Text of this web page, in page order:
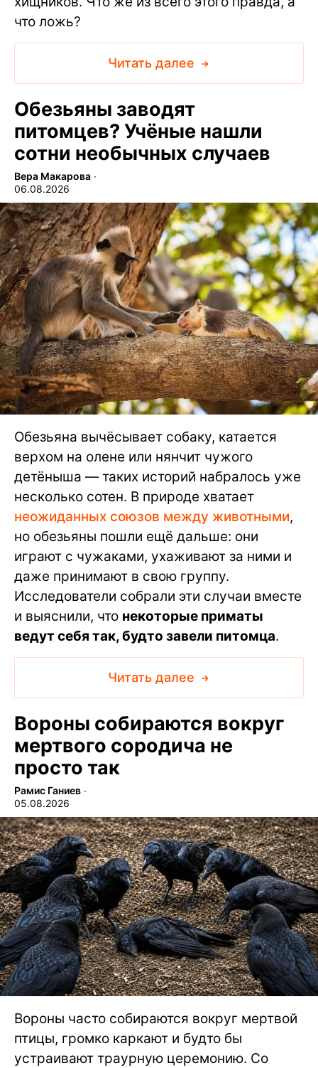
что ложь?
Читать далее
Обезьяны заводят
питомцев? Учёные нашли
сотни необычных случаев
Вера Макарова ∙
06.08.2026
Обезьяна вычёсывает собаку, катается
верхом на олене или нянчит чужого
детёныша — таких историй набралось уже
несколько сотен. В природе хватает
неожиданных союзов между животными,
но обезьяны пошли ещё дальше: они
играют с чужаками, ухаживают за ними и
даже принимают в свою группу.
Исследователи собрали эти случаи вместе
и выяснили, что некоторые приматы
ведут себя так, будто завели питомца.
Читать далее
Вороны собираются вокруг
мертвого сородича не
просто так
Рамис Ганиев ∙
05.08.2026
Вороны часто собираются вокруг мертвой
птицы, громко каркают и будто бы
устраивают траурную церемонию. Со